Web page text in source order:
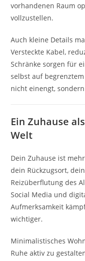
vorhandenen Raum
vollzustellen.
Auch kleine Details
Versteckte Kabel,
Schränke sorgen für
selbst auf
nicht einengt,
Ein Zuhause
Welt
Dein Zuhause ist
dein Rückzugsort,
Reizüberflutung des
Social Media und
Aufmerksamkeit
wichtiger.
Minimalistisches
Ruhe aktiv zu